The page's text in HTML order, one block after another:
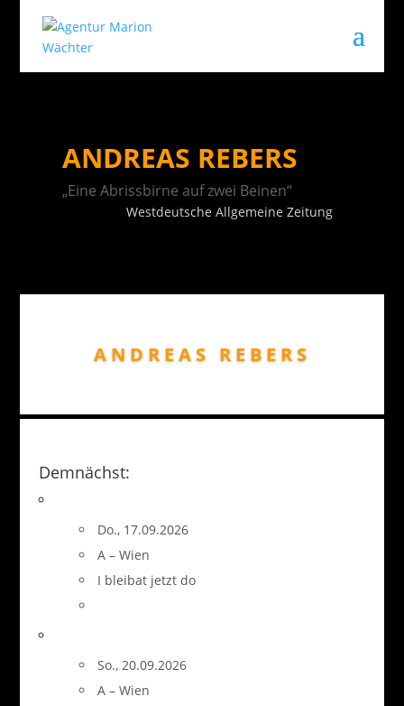
ANDREAS REBERS
„Eine Abrissbirne auf zwei Beinen“
Westdeutsche Allgemeine Zeitung
ANDREAS REBERS
Demnächst:
Do., 17.09.2026
A – Wien
I bleibat jetzt do
So., 20.09.2026
A – Wien